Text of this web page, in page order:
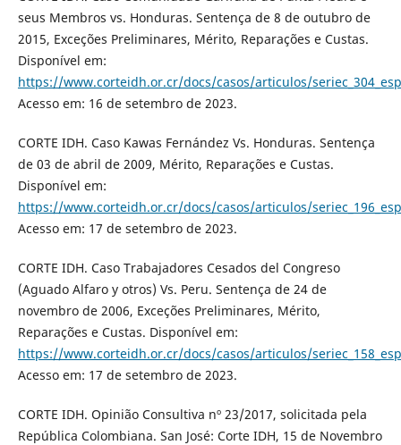
seus Membros vs. Honduras. Sentença de 8 de outubro de
2015, Exceções Preliminares, Mérito, Reparações e Custas.
Disponível em:
https://www.corteidh.or.cr/docs/casos/articulos/
Acesso em: 16 de setembro de 2023.
CORTE IDH. Caso Kawas Fernández Vs. Honduras. Sentença
de 03 de abril de 2009, Mérito, Reparações e Custas.
Disponível em:
https://www.corteidh.or.cr/docs/casos/articulos/
Acesso em: 17 de setembro de 2023.
CORTE IDH. Caso Trabajadores Cesados del Congreso
(Aguado Alfaro y otros) Vs. Peru. Sentença de 24 de
novembro de 2006, Exceções Preliminares, Mérito,
Reparações e Custas. Disponível em:
https://www.corteidh.or.cr/docs/casos/articulos/
Acesso em: 17 de setembro de 2023.
CORTE IDH. Opinião Consultiva nº 23/2017, solicitada pela
República Colombiana. San José: Corte IDH, 15 de Novembro